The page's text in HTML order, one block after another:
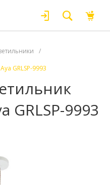
/
GRLSP-9993
GRLSP-9993